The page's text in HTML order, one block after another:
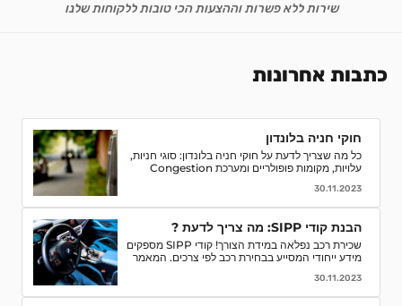
שירות ללא פשרות וההצעות הכי טובות ללקוחות שלנו
כתבות אחרונות
חוקי חניה בלונדון
כל מה שצריך לדעת על חוקי חניה בלונדון: סוגי חניות,
עלויות, מקומות פופולריים ומערכת Congestion
30.11.2023
הבנת קודי SIPP: מה צריך לדעת ?
שכירת רכב נפלאה במידת הצורך! קודי SIPP מספקים
מידע ייחודי המסייע בבחירת רכב לפי צרכים. המאמר
רכב. קבלו המלצות והסברים לאור הבנה מדויקת של
המאפיינים והמפרטים של רכבי השכרה ותהנו מחוויה
30.11.2023